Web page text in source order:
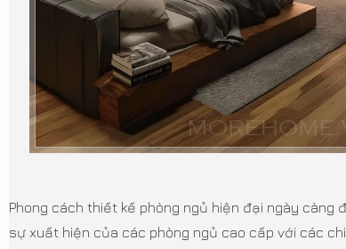
Phong cách thiết kế phòng ngủ hiện đại ngày
sự xuất hiện của các phòng ngủ cao cấp với các